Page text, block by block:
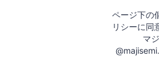
ページ下の
リシーに同
マ